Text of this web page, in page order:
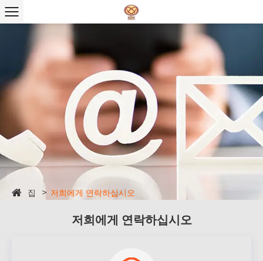
집 저희에게 연락하십시오
저희에게 연락하십시오